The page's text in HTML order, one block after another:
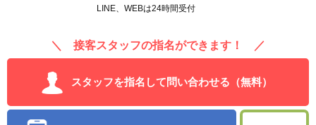
LINE、WEBは24時間受付
＼ 接客スタッフの指名ができます！ ／
スタッフを指名して問い合わせる（無料）